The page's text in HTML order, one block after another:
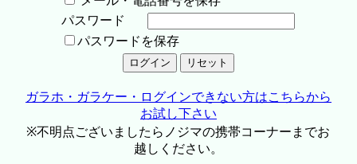
パスワード
パスワードを保存
ガラホ・ガラケー・ログインできない方はこちらから
お試し下さい
※不明点ございましたらノジマの携帯コーナーまでお
越しください。